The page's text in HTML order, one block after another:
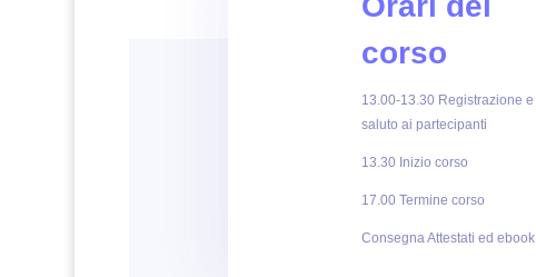
corso
13.00-13.30 Registrazione e
saluto ai partecipanti
13.30 Inizio corso
17.00 Termine corso
Consegna Attestati ed ebook